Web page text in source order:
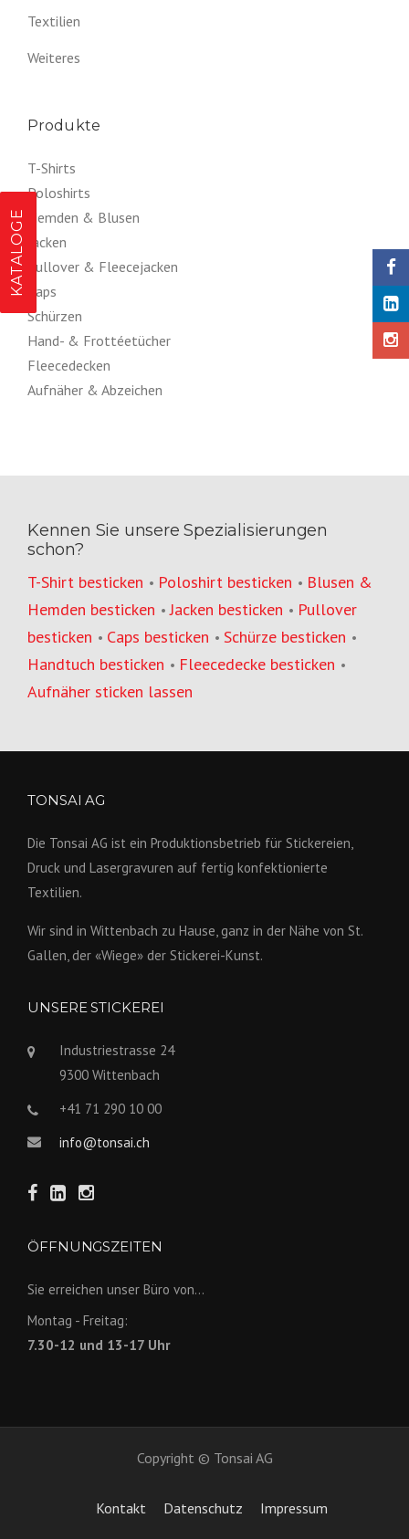
Textilien
Weiteres
Produkte
T-Shirts
Poloshirts
Hemden & Blusen
Jacken
Pullover & Fleecejacken
Caps
Schürzen
Hand- & Frottéetücher
Fleecedecken
Aufnäher & Abzeichen
KATALOGE
Kennen Sie unsere Spezialisierungen
schon?
T-Shirt besticken • Poloshirt besticken • Blusen &
Hemden besticken •Jacken besticken • Pullover
besticken • Caps besticken • Schürze besticken •
Handtuch besticken • Fleecedecke besticken •
Aufnäher sticken lassen
TONSAI AG
Die Tonsai AG ist ein Produktions­betrieb für Stickereien,
Druck und Lasergravuren auf fertig konfek­tionierte
Textilien.
Wir sind in Wittenbach zu Hause, ganz in der Nähe von St.
Gallen, der «Wiege» der Stickerei-Kunst.
UNSERE STICKEREI
Industriestrasse 24
9300 Wittenbach
+41 71 290 10 00
info@tonsai.ch
ÖFFNUNGSZEITEN
Sie erreichen unser Büro von...
Montag - Freitag:
7.30-12 und 13-17 Uhr
Copyright © Tonsai AG
Kontakt Datenschutz Impressum